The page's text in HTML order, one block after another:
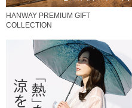
HANWAY PREMIUM GIFT
COLLECTION